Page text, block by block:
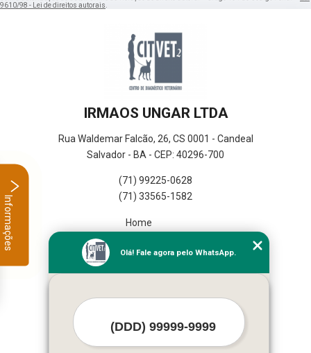
9610/98 - Lei de direitos autorais
IRMAOS UNGAR LTDA
Rua Waldemar Falcão, 26, CS 0001 - Candeal
Salvador - BA - CEP: 40296-700
(71) 99225-0628
(71) 33565-1582
Home
Missão
Olá! Fale agora pelo WhatsApp.
Informações